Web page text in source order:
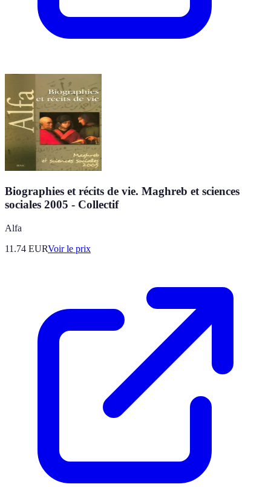
Biographies et récits de vie. Maghreb et sciences
sociales 2005 - Collectif
Alfa
11.74 EURVoir le prix